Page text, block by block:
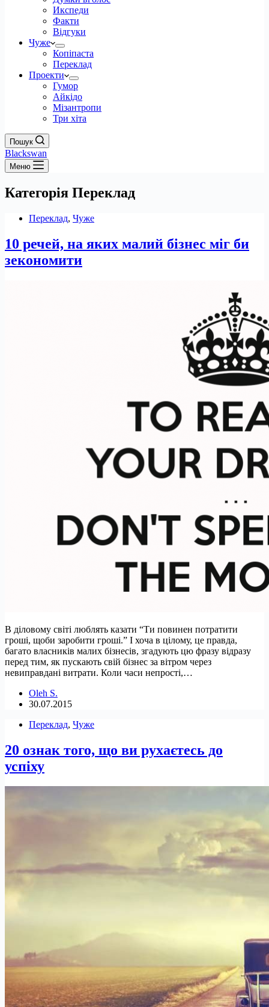
Икспеди
Факти
Відгуки
Чуже
Копіпаста
Переклад
Проекти
Гумор
Айкідо
Мізантропи
Три хіта
Пошук
Blackswan
Меню
Категорія Переклад
Переклад, Чуже
10 речей, на яких малий бізнес міг би
зекономити
В діловому світі люблять казати “Ти повинен потратити
гроші, щоби заробити гроші.” І хоча в цілому, це правда,
багато власників малих бізнесів, згадують цю фразу відразу
перед тим, як пускають свій бізнес за вітром через
невиправдані витрати. Коли часи непрості,…
Oleh S.
30.07.2015
Переклад, Чуже
20 ознак того, що ви рухаєтесь до
успіху